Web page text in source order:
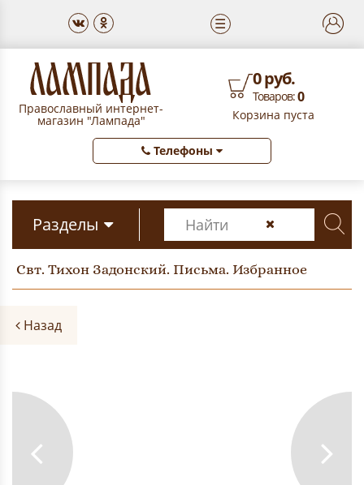
☰
Православный интернет-
магазин "Лампада"
0 руб.
Товаров:0
Корзина пуста
Телефоны
Разделы
Свт. Тихон Задонский. Письма. Избранное
Назад